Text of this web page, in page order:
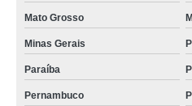
Mato Grosso
Minas Gerais
Paraíba
Pernambuco